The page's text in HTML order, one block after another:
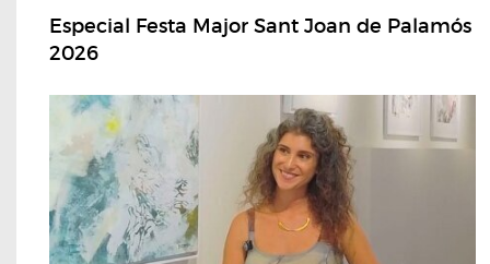
Especial Festa Major Sant Joan de Palamós
2026